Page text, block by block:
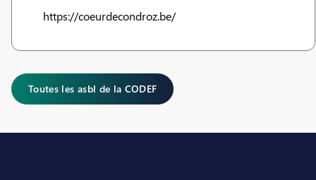
https://coeurdecondroz.be/
Toutes les asbl de la CODEF